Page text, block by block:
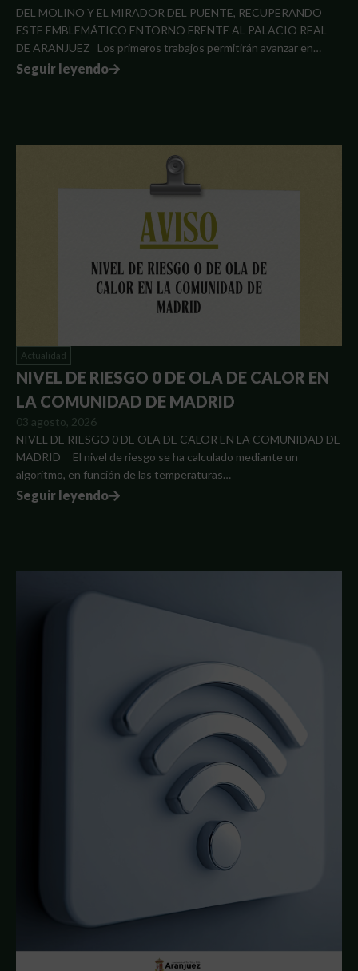
DEL MOLINO Y EL MIRADOR DEL PUENTE, RECUPERANDO
ESTE EMBLEMÁTICO ENTORNO FRENTE AL PALACIO REAL
DE ARANJUEZ Los primeros trabajos permitirán avanzar en…
Seguir leyendo
Actualidad
NIVEL DE RIESGO 0 DE OLA DE CALOR EN
LA COMUNIDAD DE MADRID
03 agosto, 2026
NIVEL DE RIESGO 0 DE OLA DE CALOR EN LA COMUNIDAD DE
MADRID El nivel de riesgo se ha calculado mediante un
algoritmo, en función de las temperaturas…
Seguir leyendo